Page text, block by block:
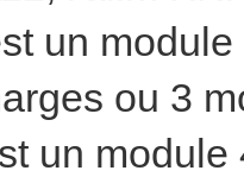
un
ou 3
un